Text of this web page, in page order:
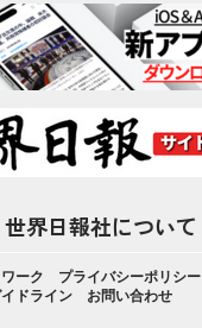
世界日報社について
ーク
プライバシーポリシー
ドライン
お問い合わせ